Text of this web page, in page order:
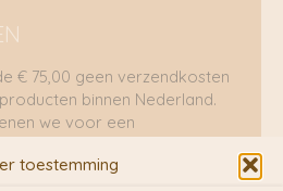
toestemming
€ 75,00 geen verzendkosten
binnen Nederland.
we voor een